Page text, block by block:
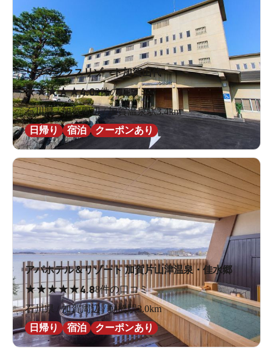
リブマックスリゾート加賀山代
★★★★★4.02件の口コミ
石川県 / 加賀周辺 / 加賀温泉駅3.4km
日帰り
宿泊 クーポンあり
アパホテル＆リゾート 加賀片山津温泉・佳水郷
★★★★★4.88件の口コミ
石川県 / 加賀周辺 / 動橋駅3.0km
日帰り
宿泊 クーポンあり